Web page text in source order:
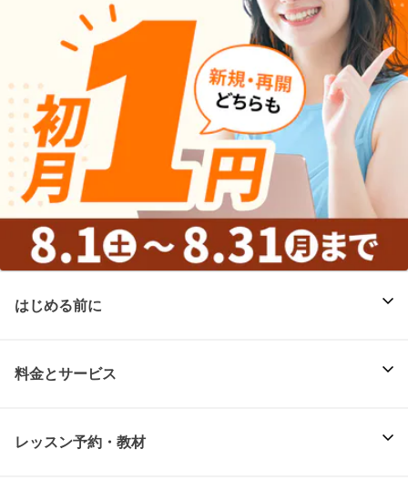
はじめる前に
料金とサービス
レッスン予約・教材